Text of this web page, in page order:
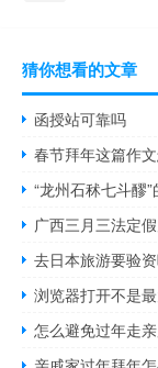
猜你想看的文章
函授站可靠吗
春节拜年这篇作
“龙州石秫七斗醪
广西三月三法定
去日本旅游要验
浏览器打开不是
怎么避免过年走